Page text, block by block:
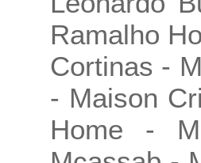
Ramalho
Cortinas -
- Maison
Home -